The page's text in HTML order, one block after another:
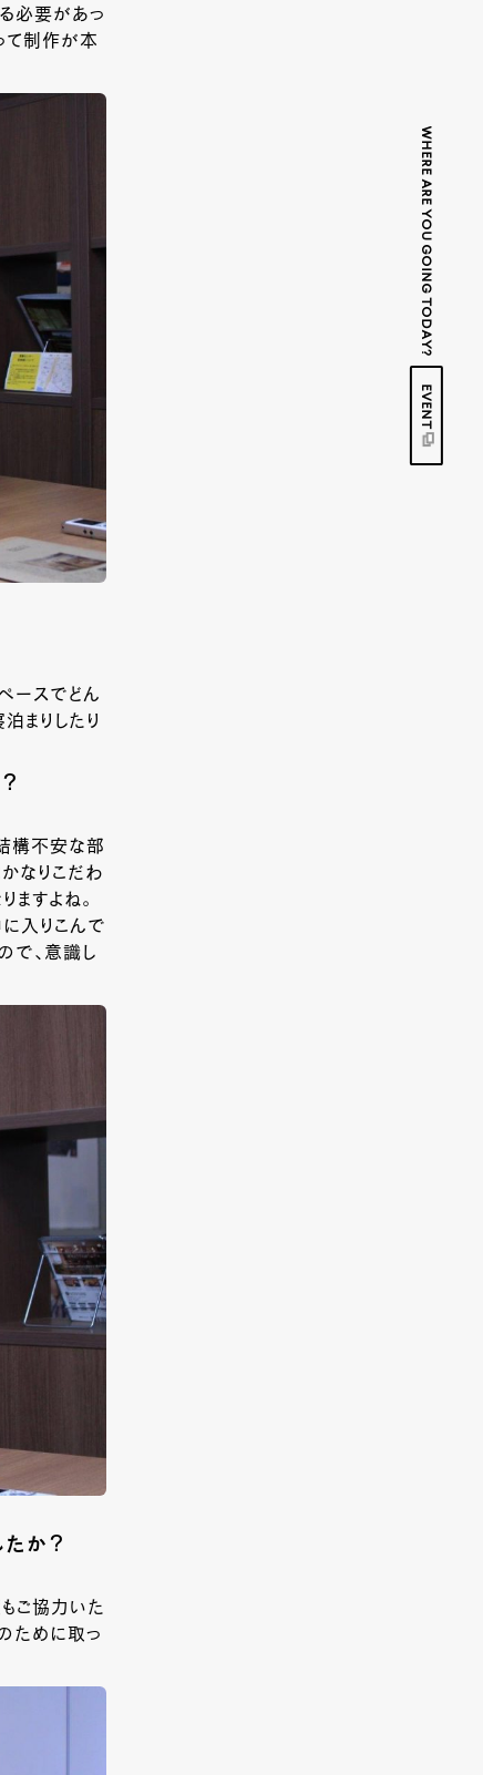
WHERE ARE YOU GOING TODAY?
EVENT
必要があっ
て制作が本
ースでどん
まりしたり
構不安な部
なりこだわ
ますよね。
入りこんで
で、意識し
か？
ご協力いた
ために取っ